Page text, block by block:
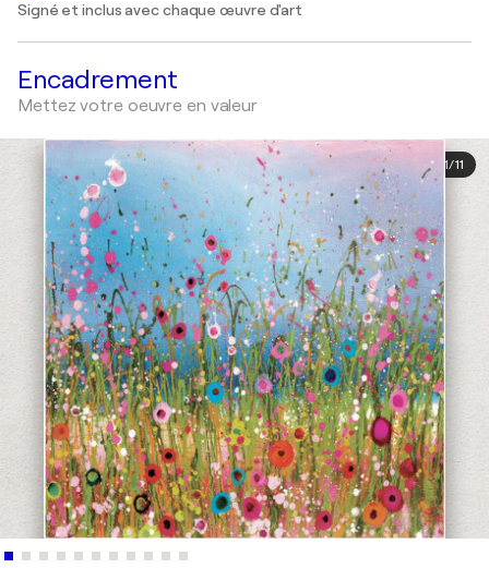
Signé et inclus avec chaque œuvre d'art
Encadrement
Mettez votre oeuvre en valeur
1/11